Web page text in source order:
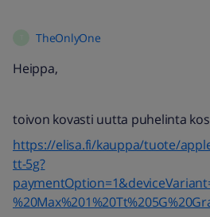
TheOnlyOne
Heippa,
toivon kovasti uutta puhelinta
https://elisa.fi/kauppa/tuote/
tt-5g?